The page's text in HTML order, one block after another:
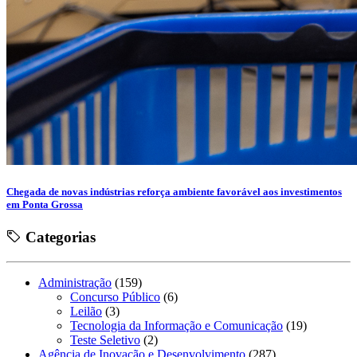
Chegada de novas indústrias reforça ambiente favorável aos investimentos
em Ponta Grossa
Categorias
Administração (159)
Concurso Público (6)
Leilão (3)
Tecnologia da Informação e Comunicação (19)
Teste Seletivo (2)
Agência de Inovação e Desenvolvimento (287)